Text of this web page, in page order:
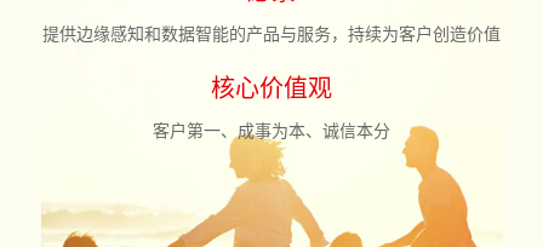
提供边缘感知和数据智能的产品与服务，持续为客户创造价值
核心价值观
客户第一、成事为本、诚信本分